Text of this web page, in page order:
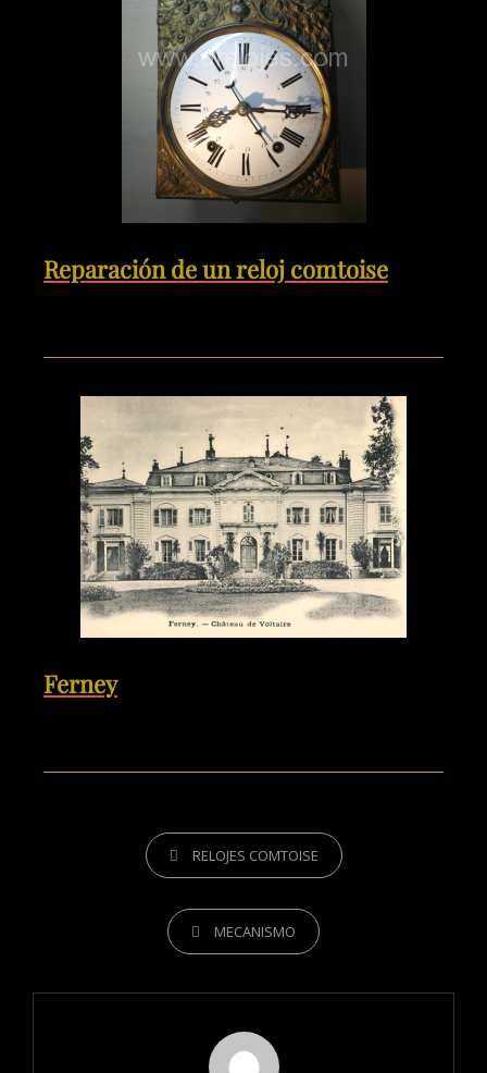
Reparación de un reloj comtoise
Ferney
RELOJES COMTOISE
MECANISMO